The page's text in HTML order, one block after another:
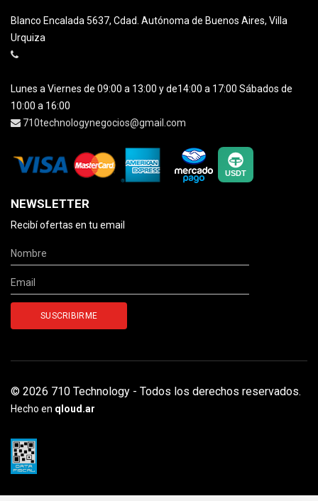
Blanco Encalada 5637, Cdad. Autónoma de Buenos Aires, Villa
Urquiza
Lunes a Viernes de 09:00 a 13:00 y de14:00 a 17:00 Sábados de
10:00 a 16:00
710technologynegocios@gmail.com
NEWSLETTER
Recibí ofertas en tu email
© 2026 710 Technology - Todos los derechos reservados.
Hecho en qloud.ar